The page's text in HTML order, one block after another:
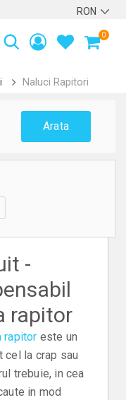
0
Naluci Rapitori
Arata
-
rapitor
rapitor este un
cel la crap sau
trebuie, in cea
in mod